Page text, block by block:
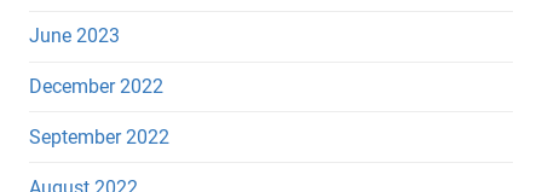
June 2023
December 2022
September 2022
August 2022